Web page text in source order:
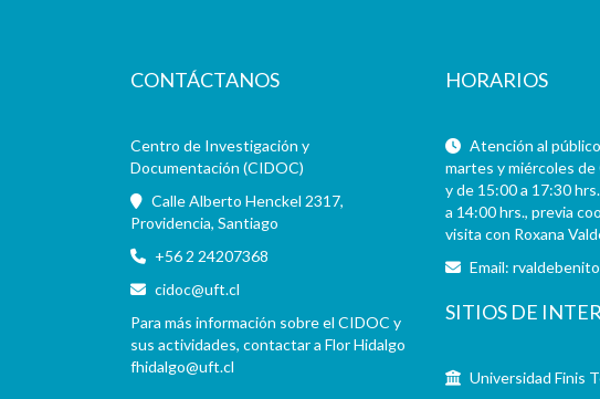
CONTÁCTANOS
Centro de Investigación y
Documentación (CIDOC)
Calle Alberto Henckel 2317,
Providencia, Santiago
+56 2 24207368
cidoc@uft.cl
Para más información sobre el CIDOC y
sus actividades, contactar a Flor Hidalgo
fhidalgo@uft.cl
HORARIOS
Atención al
martes y miércoles
y de 15:00 a 17:30
a 14:00 hrs., previa
visita con Roxana
Email:
SITIOS DE
Universidad Finis